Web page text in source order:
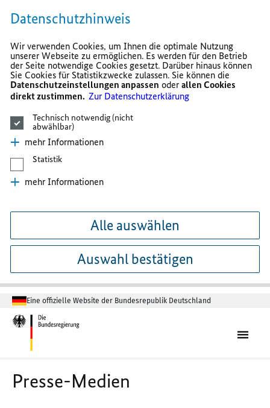
Datenschutzhinweis
Wir verwenden Cookies, um Ihnen die optimale Nutzung
unserer Webseite zu ermöglichen. Es werden für den Betrieb
der Seite notwendige Cookies gesetzt. Darüber hinaus können
Sie Cookies für Statistikzwecke zulassen. Sie können die
Datenschutzeinstellungen anpassen oderallen Cookies
direkt zustimmen.Zur Datenschutzerklärung
Technisch notwendig (nicht
abwählbar)
mehr Informationen
Statistik
mehr Informationen
Alle auswählen
Auswahl bestätigen
Eine offizielle Website der Bundesrepublik Deutschland
Presse-Medien